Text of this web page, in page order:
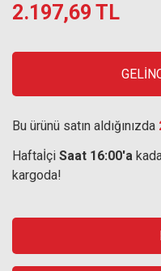
2.197,69 TL
Bu ürünü satın aldığınızda
Haftaİçi Saat 16:00'a
kargoda!